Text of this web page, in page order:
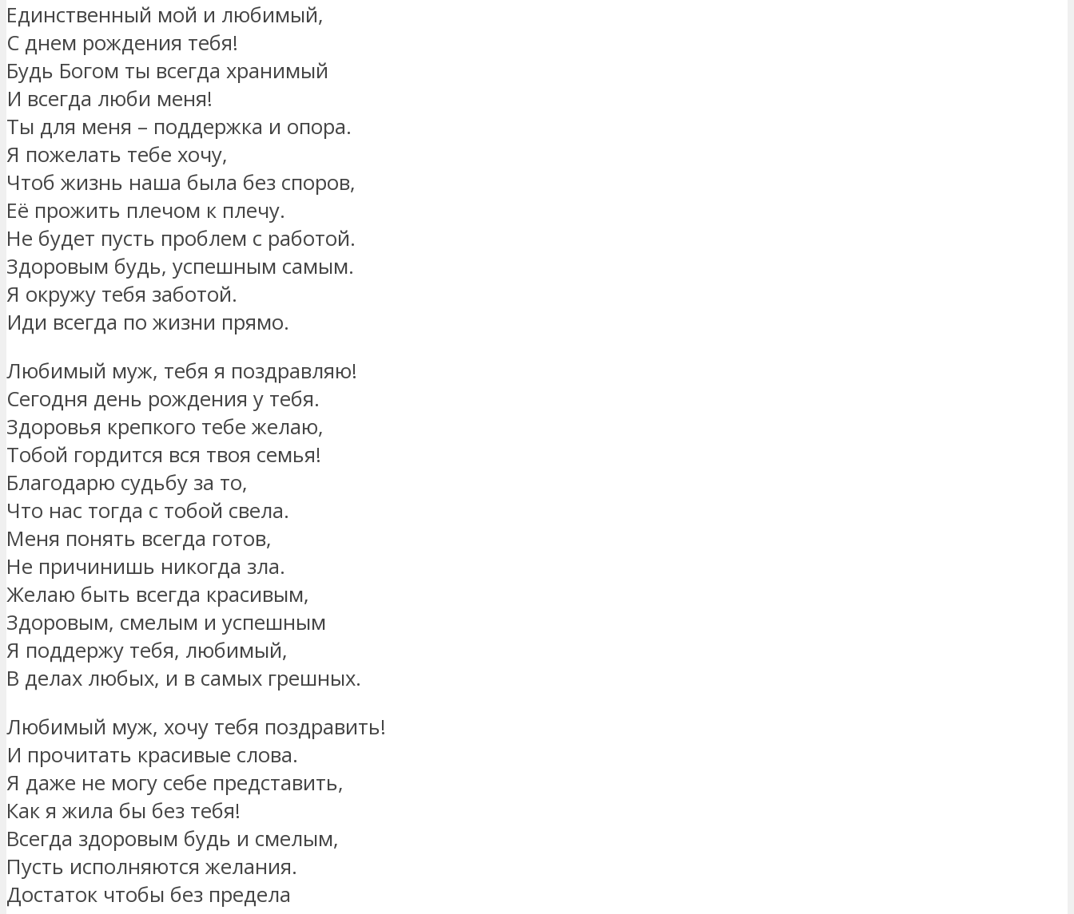
Единственный мой и любимый,
С днем рождения тебя!
Будь Богом ты всегда хранимый
И всегда люби меня!
Ты для меня – поддержка и опора.
Я пожелать тебе хочу,
Чтоб жизнь наша была без споров,
Её прожить плечом к плечу.
Не будет пусть проблем с работой.
Здоровым будь, успешным самым.
Я окружу тебя заботой.
Иди всегда по жизни прямо.
Любимый муж, тебя я поздравляю!
Сегодня день рождения у тебя.
Здоровья крепкого тебе желаю,
Тобой гордится вся твоя семья!
Благодарю судьбу за то,
Что нас тогда с тобой свела.
Меня понять всегда готов,
Не причинишь никогда зла.
Желаю быть всегда красивым,
Здоровым, смелым и успешным
Я поддержу тебя, любимый,
В делах любых, и в самых грешных.
Любимый муж, хочу тебя поздравить!
И прочитать красивые слова.
Я даже не могу себе представить,
Как я жила бы без тебя!
Всегда здоровым будь и смелым,
Пусть исполняются желания.
Достаток чтобы без предела